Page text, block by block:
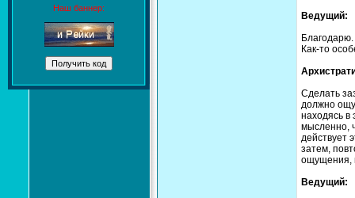
Наш баннер:
Ведущий:
Как-то
Сделать
должно
находясь в
мысленно,
действует
затем,
ощущения,
Ведущий: